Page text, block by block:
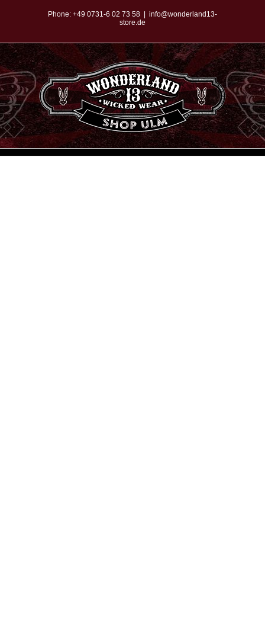
springen
Phone: +49 0731-6 02 73 58
info@wonderland13-
store.de